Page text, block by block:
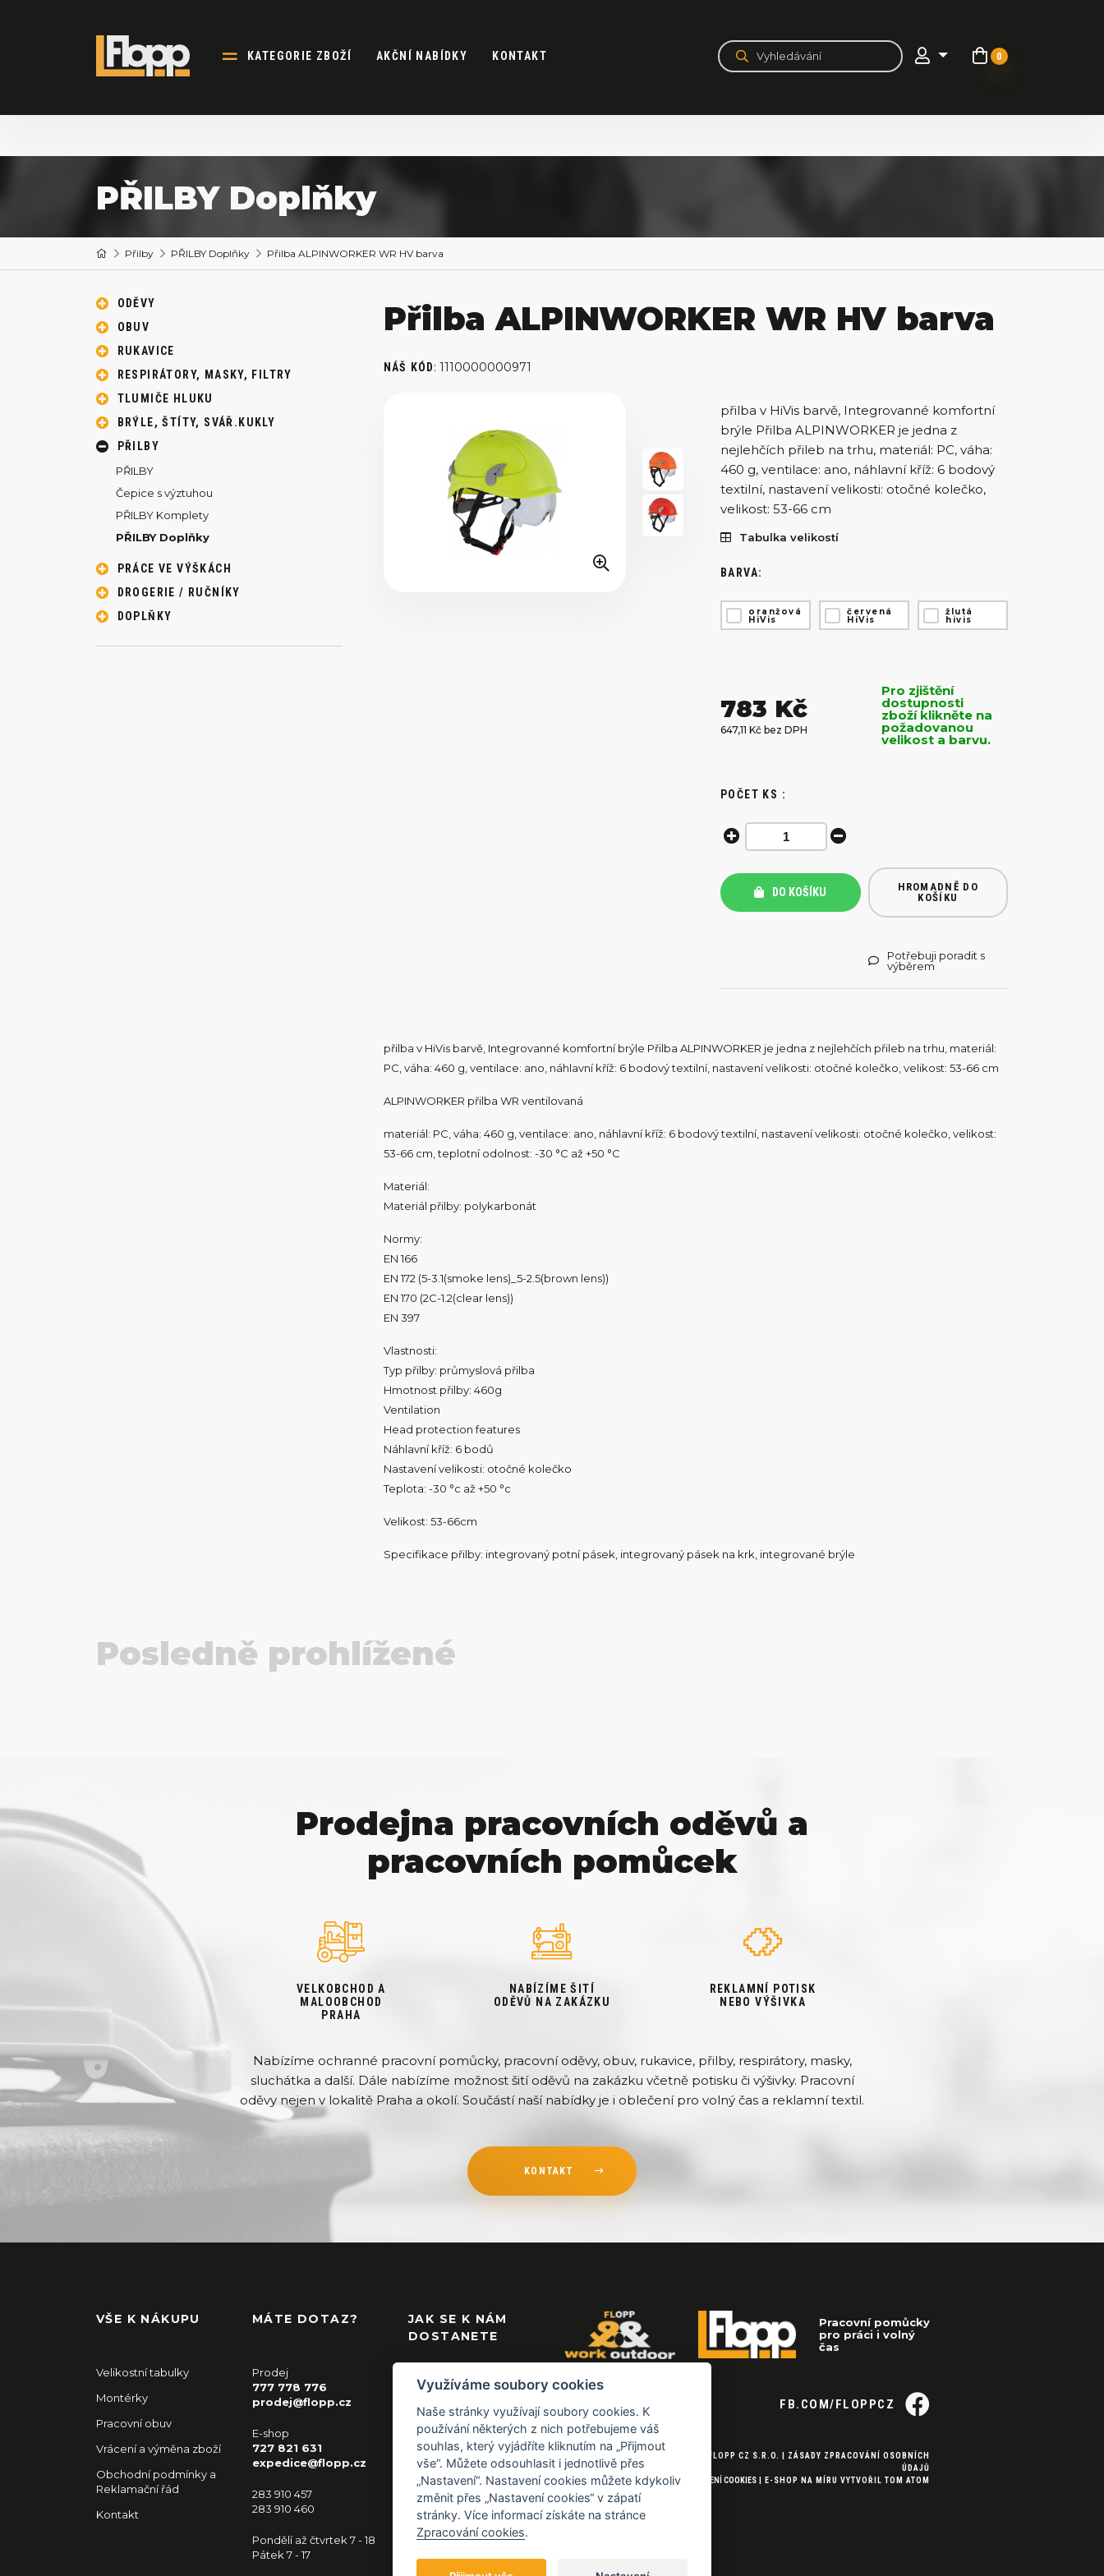
KATEGORIE ZBOŽÍ AKČNÍ NABÍDKY KONTAKT 0
PŘILBY Doplňky
Přilby PŘILBY Doplňky Přilba ALPINWORKER WR HV barva
ODĚVY
OBUV
RUKAVICE
RESPIRÁTORY, MASKY, FILTRY
TLUMIČE HLUKU
BRÝLE, ŠTÍTY, SVÁŘ.KUKLY
PŘILBY
PŘILBY
Čepice s výztuhou
PŘILBY Komplety
PŘILBY Doplňky
PRÁCE VE VÝŠKÁCH
DROGERIE / RUČNÍKY
DOPLŇKY
Přilba ALPINWORKER WR HV barva
NÁŠ KÓD:1110000000971
přilba v HiVis barvě, Integrovanné komfortní
brýle Přilba ALPINWORKER je jedna z
nejlehčích přileb na trhu, materiál: PC, váha:
460 g, ventilace: ano, náhlavní kříž: 6 bodový
textilní, nastavení velikosti: otočné kolečko,
velikost: 53-66 cm
Tabulka velikostí
BARVA:
oranžová
HiVis
červená
HiVis
žlutá
hivis
783 Kč
647,11 Kč bez DPH
Pro zjištění
dostupnosti
zboží klikněte na
požadovanou
velikost a barvu.
POČET KS :
DO KOŠÍKU
HROMADNĚ DO
KOŠÍKU
Potřebuji poradit s
výběrem
přilba v HiVis barvě, Integrovanné komfortní brýle Přilba ALPINWORKER je jedna z nejlehčích přileb na trhu, materiál:
PC, váha: 460 g, ventilace: ano, náhlavní kříž: 6 bodový textilní, nastavení velikosti: otočné kolečko, velikost: 53-66 cm
ALPINWORKER přilba WR ventilovaná
materiál: PC, váha: 460 g, ventilace: ano, náhlavní kříž: 6 bodový textilní, nastavení velikosti: otočné kolečko, velikost:
53-66 cm, teplotní odolnost: -30 °C až +50 °C
Materiál:
Materiál přilby: polykarbonát
Normy:
EN 166
EN 172 (5-3.1(smoke lens)_5-2.5(brown lens))
EN 170 (2C-1.2(clear lens))
EN 397
Vlastnosti:
Typ přilby: průmyslová přilba
Hmotnost přilby: 460g
Ventilation
Head protection features
Náhlavní kříž: 6 bodů
Nastavení velikosti: otočné kolečko
Teplota: -30 °c až +50 °c
Velikost: 53-66cm
Specifikace přilby: integrovaný potní pásek, integrovaný pásek na krk, integrované brýle
Posledně prohlížené
Prodejna pracovních oděvů a
pracovních pomůcek
VELKOBCHOD A
MALOOBCHOD
PRAHA
NABÍZÍME ŠITÍ
ODĚVŮ NA ZAKÁZKU
REKLAMNÍ POTISK
NEBO VÝŠIVKA
Nabízíme ochranné pracovní pomůcky, pracovní oděvy, obuv, rukavice, přilby, respirátory, masky,
sluchátka a další. Dále nabízíme možnost šití oděvů na zakázku včetně potisku či výšivky. Pracovní
oděvy nejen v lokalitě Praha a okolí. Součástí naší nabídky je i oblečení pro volný čas a reklamní textil.
KONTAKT
VŠE K NÁKUPU
Velikostní tabulky
Montérky
Pracovní obuv
Vrácení a výměna zboží
Obchodní podmínky a
Reklamační řád
Kontakt
MÁTE DOTAZ?
Prodej
777 778 776
prodej@flopp.cz
E-shop
727 821 631
expedice@flopp.cz
283 910 457
283 910 460
Pondělí až čtvrtek 7 - 18
Pátek 7 - 17
JAK SE K NÁM
DOSTANETE
Pracovní pomůcky
pro práci i volný
čas
FB.COM/FLOPPCZ
© 2026 FLOPP CZ S.R.O. | ZÁSADY ZPRACOVÁNÍ OSOBNÍCH
ÚDAJŮ
NASTAVENÍ COOKIES
E-SHOP NA MÍRU VYTVOŘIL TOM ATOM
Využíváme soubory cookies
Naše stránky využívají soubory cookies. K
používání některých z nich potřebujeme váš
souhlas, který vyjádříte kliknutím na „Přijmout
vše“. Můžete odsouhlasit i jednotlivě přes
„Nastavení“. Nastavení cookies můžete kdykoliv
změnit přes „Nastavení cookies“ v zápatí
stránky. Více informací získáte na stránce
Zpracování cookies.